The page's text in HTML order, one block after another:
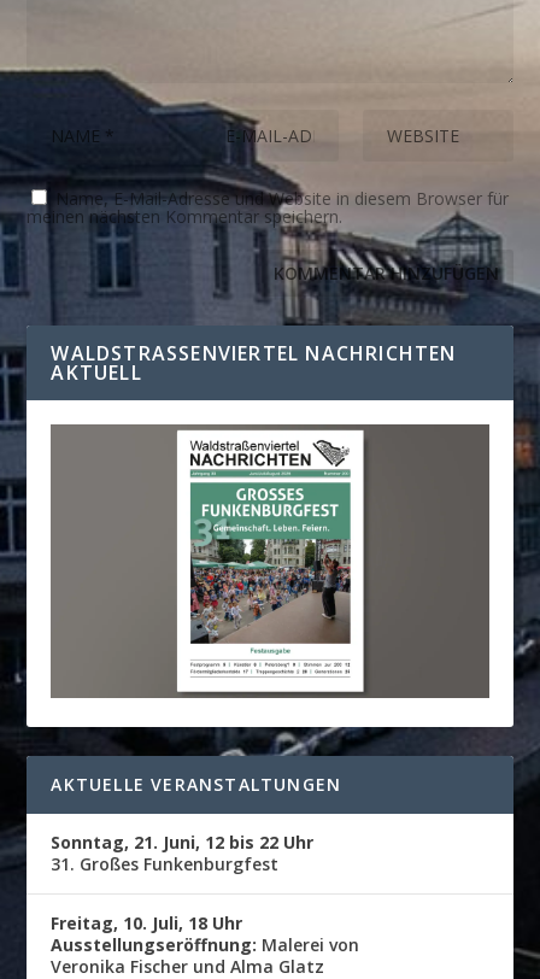
Name, E-Mail-Adresse und Website in diesem Browser für
meinen nächsten Kommentar speichern.
WALDSTRASSENVIERTEL NACHRICHTEN A
KTUELL
AKTUELLE VERANSTALTUNGEN
Sonntag, 21. Juni, 12 bis 22 Uhr
31. Großes Funkenburgfest
Freitag, 10. Juli, 18 Uhr
Ausstellungseröffnung: Malerei von
Veronika Fischer und Alma Glatz